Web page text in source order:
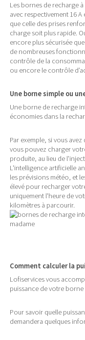
Les bornes de recharge
avec respectivement 16
que celle des prises
charge soit plus rapide.
encore plus sécurisée
de nombreuses
contrôle de la
ou encore le contrôle
Une borne simple ou
Une borne de recharge
économies dans la
Par exemple, si vous
vous pouvez charger
produite, au lieu de
L'intelligence artificielle
les prévisions météo, et
élevé pour recharger
uniquement l'heure de
kilomètres à parcourir.
Comment calculer la
Lofiservices vous
puissance de votre
Pour savoir quelle
demandera quelques